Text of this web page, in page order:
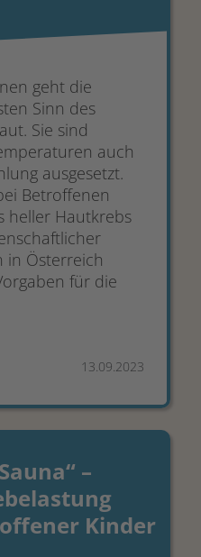
geht die
Sinn des
Sie sind
auch
ausgesetzt.
Betroffenen
heller Hautkrebs
in Österreich
für die
13.09.2023
–
Kinder